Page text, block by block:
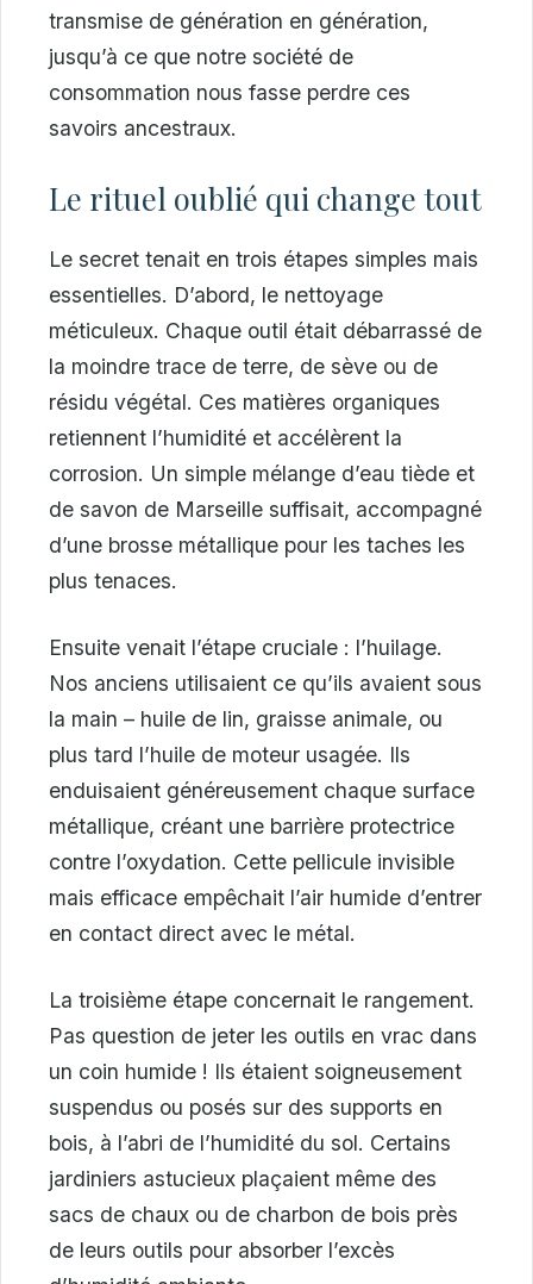
transmise de génération en génération,
jusqu’à ce que notre société de
consommation nous fasse perdre ces
savoirs ancestraux.
Le rituel oublié qui change tout
Le secret tenait en trois étapes simples mais
essentielles. D’abord, le nettoyage
méticuleux. Chaque outil était débarrassé de
la moindre trace de terre, de sève ou de
résidu végétal. Ces matières organiques
retiennent l’humidité et accélèrent la
corrosion. Un simple mélange d’eau tiède et
de savon de Marseille suffisait, accompagné
d’une brosse métallique pour les taches les
plus tenaces.
Ensuite venait l’étape cruciale : l’huilage.
Nos anciens utilisaient ce qu’ils avaient sous
la main – huile de lin, graisse animale, ou
plus tard l’huile de moteur usagée. Ils
enduisaient généreusement chaque surface
métallique, créant une barrière protectrice
contre l’oxydation. Cette pellicule invisible
mais efficace empêchait l’air humide d’entrer
en contact direct avec le métal.
La troisième étape concernait le rangement.
Pas question de jeter les outils en vrac dans
un coin humide ! Ils étaient soigneusement
suspendus ou posés sur des supports en
bois, à l’abri de l’humidité du sol. Certains
jardiniers astucieux plaçaient même des
sacs de chaux ou de charbon de bois près
de leurs outils pour absorber l’excès